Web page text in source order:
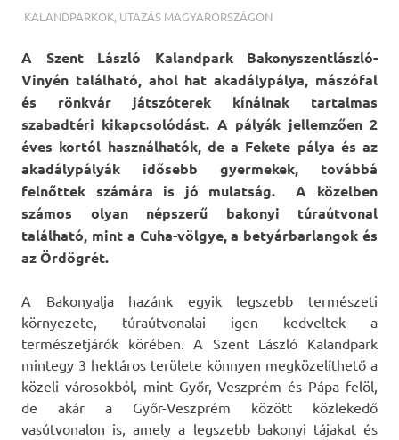
TERMALFURDOK.COM
KALANDPARKOK, UTAZÁS MAGYARORSZÁGON
A Szent László Kalandpark Bakonyszentlászló-
Vinyén található, ahol hat akadálypálya, mászófal
és rönkvár játszóterek kínálnak tartalmas
szabadtéri kikapcsolódást. A pályák jellemzően 2
éves kortól használhatók, de a Fekete pálya és az
akadálypályák idősebb gyermekek, továbbá
felnőttek számára is jó mulatság. A közelben
számos olyan népszerű bakonyi túraútvonal
található, mint a Cuha-völgye, a betyárbarlangok és
az Ördögrét.
A Bakonyalja hazánk egyik legszebb természeti
környezete, túraútvonalai igen kedveltek a
természetjárók körében. A Szent László Kalandpark
mintegy 3 hektáros területe könnyen megközelíthető a
közeli városokból, mint Győr, Veszprém és Pápa felöl,
de akár a Győr-Veszprém között közlekedő
vasútvonalon is, amely a legszebb bakonyi tájakat és